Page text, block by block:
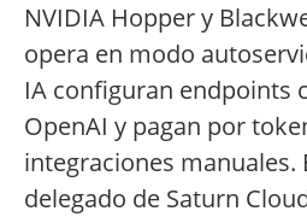
NVIDIA Hopper y
opera en modo
IA configuran endpoints
OpenAI y pagan por
integraciones manuales.
delegado de Saturn